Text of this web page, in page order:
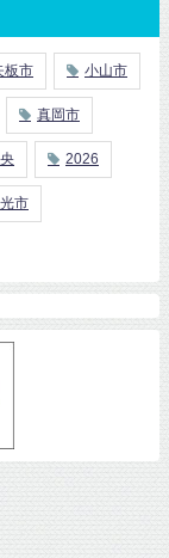
板市 小山市
真岡市
2026
市